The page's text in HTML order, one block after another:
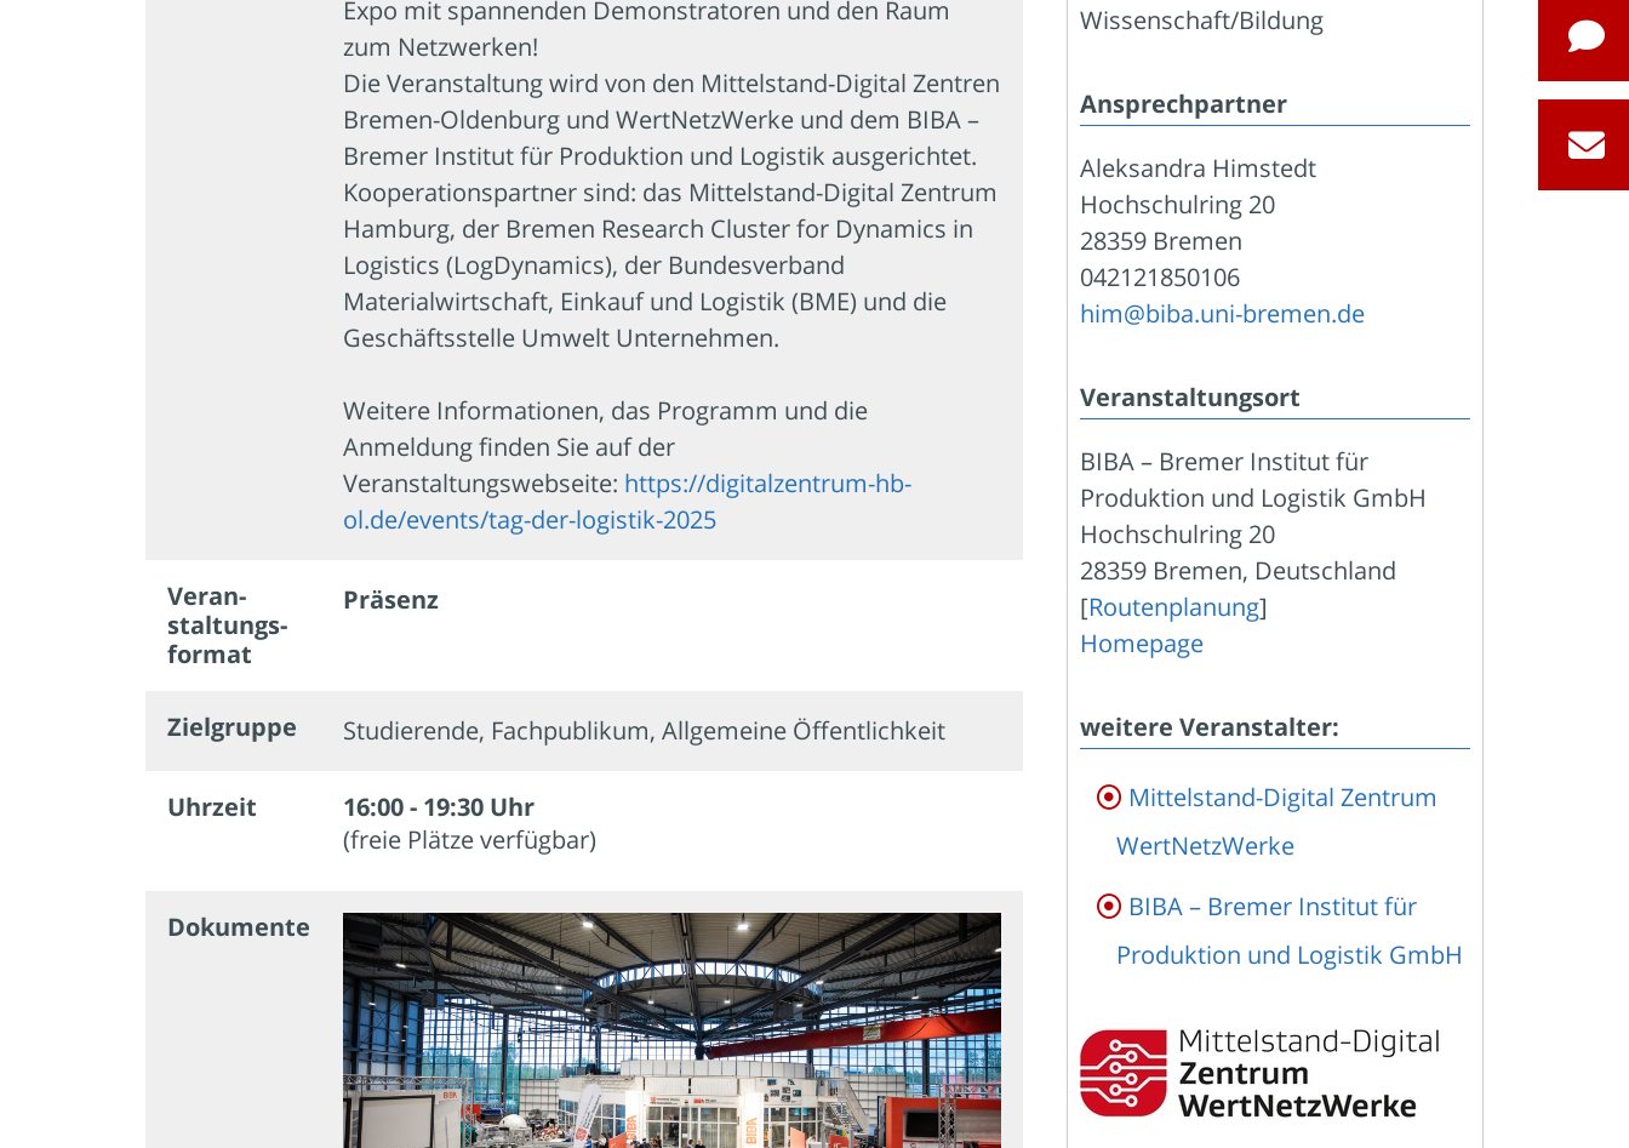
Expo mit spannenden Demonstratoren und den Raum
zum Netzwerken!
Die Veranstaltung wird von den Mittelstand-Digital Zentren
Bremen-Oldenburg und WertNetzWerke und dem BIBA –
Bremer Institut für Produktion und Logistik ausgerichtet.
Kooperationspartner sind: das Mittelstand-Digital Zentrum
Hamburg, der Bremen Research Cluster for Dynamics in
Logistics (LogDynamics), der Bundesverband
Materialwirtschaft, Einkauf und Logistik (BME) und die
Geschäftsstelle Umwelt Unternehmen.
Weitere Informationen, das Programm und die
Anmeldung finden Sie auf der
Veranstaltungswebseite: https://digitalzentrum-hb-
ol.de/events/tag-der-logistik-2025
Veran­
staltungs­
format
Präsenz
Zielgruppe Studierende, Fachpublikum, Allgemeine Öffentlichkeit
Uhrzeit
16:00 - 19:30 Uhr
(freie Plätze verfügbar)
Dokumente
Wissenschaft/Bildung
Ansprechpartner
Aleksandra Himstedt
Hochschulring 20
28359 Bremen
042121850106
him@biba.uni-bremen.de
Veranstaltungsort
BIBA – Bremer Institut für
Produktion und Logistik GmbH
Hochschulring 20
28359 Bremen, Deutschland
[Routenplanung]
Homepage
weitere Veranstalter:
Mittelstand-Digital Zentrum
WertNetzWerke
BIBA – Bremer Institut für
Produktion und Logistik GmbH